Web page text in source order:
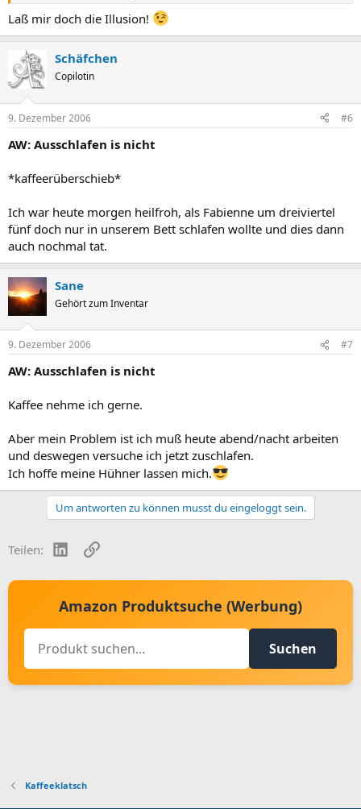
Laß mir doch die Illusion!
Schäfchen
Copilotin
9. Dezember 2006 #6
AW: Ausschlafen is nicht
*kaffeerüberschieb*
Ich war heute morgen heilfroh, als Fabienne um dreiviertel
fünf doch nur in unserem Bett schlafen wollte und dies dann
auch nochmal tat.
Sane
Gehört zum Inventar
9. Dezember 2006 #7
AW: Ausschlafen is nicht
Kaffee nehme ich gerne.
Aber mein Problem ist ich muß heute abend/nacht arbeiten
und deswegen versuche ich jetzt zuschlafen.
Ich hoffe meine Hühner lassen mich.
Um antworten zu können musst du eingeloggt sein.
Teilen: LinkedInLink
Amazon Produktsuche (Werbung)
Suchen
Kaffeeklatsch